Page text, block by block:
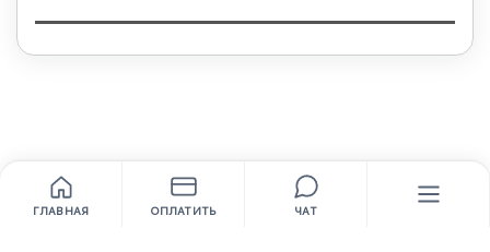
ГЛАВНАЯ ОПЛАТИТЬ ЧАТ